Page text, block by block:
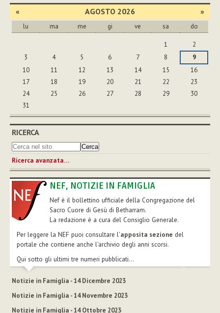
« AGOSTO 2026 »
lu ma me gi ve sa do
1
2
3
4 5 6 7 8
9
10
11 12 13 14 15
16
17
18 19 20 21 22
23
24
25 26 27 28 29
30
31
RICERCA
Ricerca avanzata…
NEF, NOTIZIE IN FAMIGLIA
Nef è il bollettino ufficiale della Congregazione del
Sacro Cuore di Gesù di Betharram.
La redazione è a cura del Consiglio Generale.
Per leggere la NEF puoi consultare l’apposita sezione del
portale che contiene anche l'archivio degli anni scorsi.
Qui sotto gli ultimi tre numeri pubblicati...
Notizie in Famiglia - 14 Dicembre 2023
Notizie in Famiglia - 14 Novembre 2023
Notizie in Famiglia - 14 Ottobre 2023